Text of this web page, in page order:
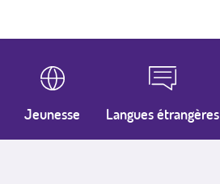
Jeunesse Langues étrangères